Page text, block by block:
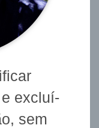
excluí-
sem